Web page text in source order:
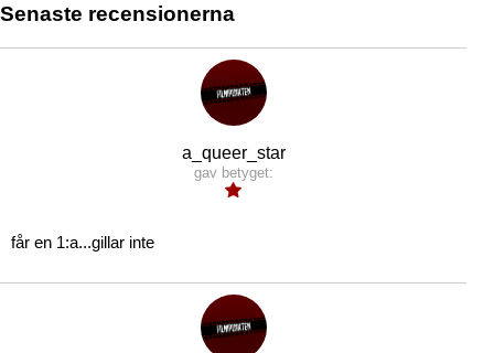
Senaste recensionerna
a_queer_star
gav betyget:
får en 1:a...gillar inte